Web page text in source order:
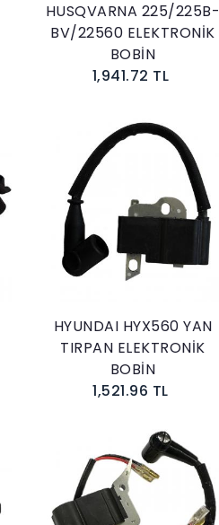
HUSQVARNA 225/225B-
BV/22560 ELEKTRONİK
BOBİN
1,941.72 TL
HYUNDAI HYX560 YAN
TIRPAN ELEKTRONİK
BOBİN
1,521.96 TL